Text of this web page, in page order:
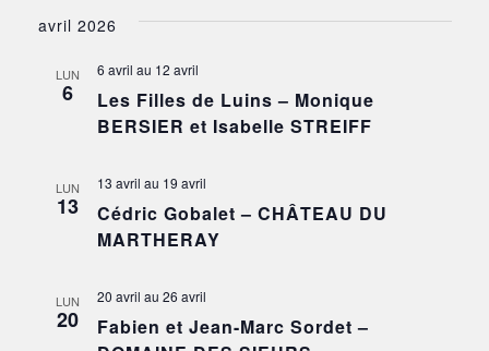
avril 2026
LUN
6
Les Filles de Luins – Monique
BERSIER et Isabelle STREIFF
6 avril au 12 avril
LUN
13
Cédric Gobalet – CHÂTEAU DU
MARTHERAY
13 avril au 19 avril
LUN
20
Fabien et Jean-Marc Sordet –
20 avril au 26 avril